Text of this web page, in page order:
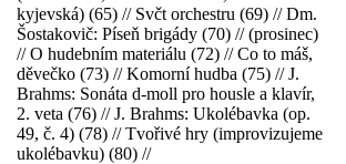
kyjevská) (65) // Svčt orchestru (69) // Dm.
Šostakovič: Píseň brigády (70) // (prosinec)
// O hudebním materiálu (72) // Co to máš,
děvečko (73) // Komorní hudba (75) // J.
Brahms: Sonáta d-moll pro housle a klavír,
2. veta (76) // J. Brahms: Ukolébavka (op.
49, č. 4) (78) // Tvořivé hry (improvizujeme
ukolébavku) (80) //